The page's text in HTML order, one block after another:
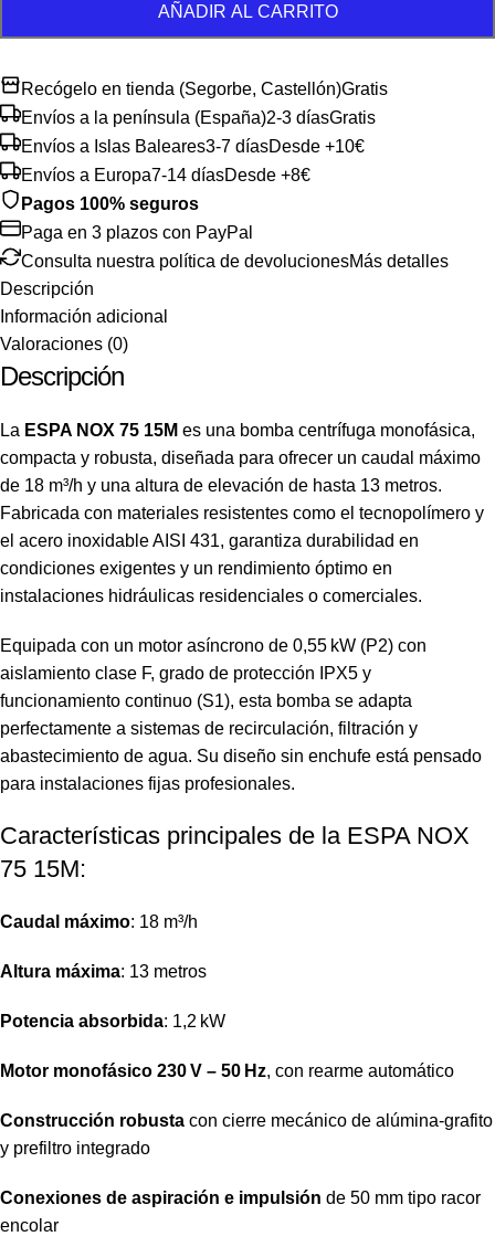
AÑADIR AL CARRITO
Recógelo en tienda (Segorbe, Castellón)Gratis
Envíos a la península (España)2-3 díasGratis
Envíos a Islas Baleares3-7 díasDesde +10€
Envíos a Europa7-14 díasDesde +8€
Pagos 100% seguros
Paga en 3 plazos con PayPal
Consulta nuestra política de devolucionesMás detalles
Descripción
Información adicional
Valoraciones (0)
Descripción
La ESPA NOX 75 15M es una bomba centrífuga monofásica,
compacta y robusta, diseñada para ofrecer un caudal máximo
de 18 m³/h y una altura de elevación de hasta 13 metros.
Fabricada con materiales resistentes como el tecnopolímero y
el acero inoxidable AISI 431, garantiza durabilidad en
condiciones exigentes y un rendimiento óptimo en
instalaciones hidráulicas residenciales o comerciales.
Equipada con un motor asíncrono de 0,55 kW (P2) con
aislamiento clase F, grado de protección IPX5 y
funcionamiento continuo (S1), esta bomba se adapta
perfectamente a sistemas de recirculación, filtración y
abastecimiento de agua. Su diseño sin enchufe está pensado
para instalaciones fijas profesionales.
Características principales de la ESPA NOX
75 15M:
Caudal máximo: 18 m³/h
Altura máxima: 13 metros
Potencia absorbida: 1,2 kW
Motor monofásico 230 V – 50 Hz, con rearme automático
Construcción robusta con cierre mecánico de alúmina-grafito
y prefiltro integrado
Conexiones de aspiración e impulsión de 50 mm tipo racor
encolar